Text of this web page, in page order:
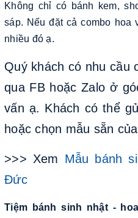
Không chỉ có bánh kem,
sáp. Nếu đặt cả combo hoa
nhiều đó ạ.
Quý khách có nhu cầu
qua FB hoặc Zalo ở
vấn ạ. Khách có thể
hoặc chọn mẫu sẵn
>>> Xem Mẫu bánh
Đức
Tiệm bánh sinh nhật -